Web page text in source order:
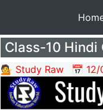
Class-10 Hindi
💁 Study Raw 📅 12/